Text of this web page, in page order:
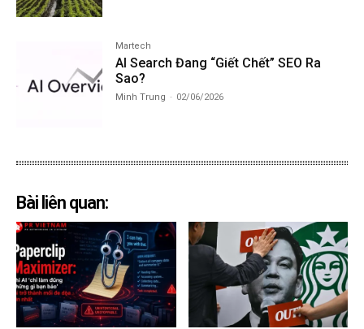
Martech
AI Search Đang “Giết Chết” SEO Ra
Sao?
Minh Trung - 02/06/2026
Bài liên quan: